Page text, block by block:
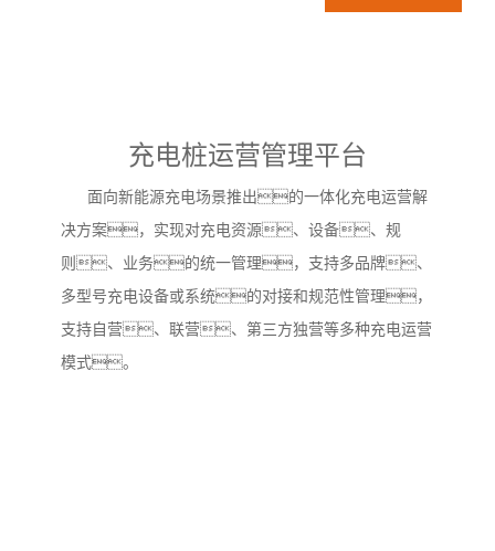
充电桩运营管理平台
面向新能源充电场景推出的一体化充电运营解
决方案，实现对充电资源、设备、规
则、业务的统一管理，支持多品牌、
多型号充电设备或系统的对接和规范性管理，
支持自营、联营、第三方独营等多种充电运营
模式。